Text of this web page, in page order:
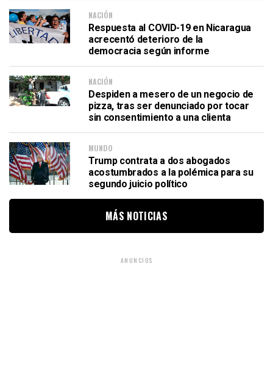
NACIÓN
Respuesta al COVID-19 en Nicaragua
acrecentó deterioro de la
democracia según informe
NACIÓN
Despiden a mesero de un negocio de
pizza, tras ser denunciado por tocar
sin consentimiento a una clienta
MUNDO
Trump contrata a dos abogados
acostumbrados a la polémica para su
segundo juicio político
MÁS NOTICIAS
ANUNCIOS